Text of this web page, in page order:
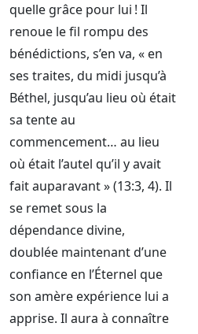
quelle grâce pour lui ! Il
renoue le fil rompu des
bénédictions, s’en va, « en
ses traites, du midi jusqu’à
Béthel, jusqu’au lieu où était
sa tente au
commencement… au lieu
où était l’autel qu’il y avait
fait auparavant » (13:3, 4). Il
se remet sous la
dépendance divine,
doublée maintenant d’une
confiance en l’Éternel que
son amère expérience lui a
apprise. Il aura à connaître